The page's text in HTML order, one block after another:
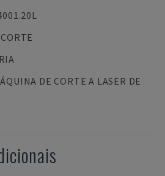
CORTE
DE CORTE A LASER DE